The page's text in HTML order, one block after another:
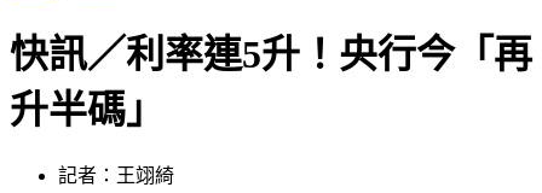
快訊／利率連5升！央行今「再
升半碼」
記者：王翊綺